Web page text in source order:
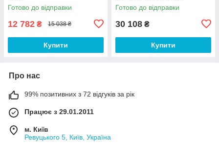
Готово до відправки
12 782 ₴ 15 038 ₴
Купити
Готово до відправки
30 108 ₴
Купити
Про нас
99% позитивних з 72 відгуків за рік
Працює з 29.01.2011
м. Київ
Ревуцького 5, Київ, Україна